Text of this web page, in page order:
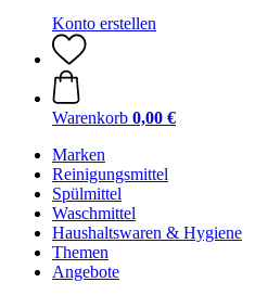
Konto erstellen
Warenkorb 0,00 €
Marken
Reinigungsmittel
Spülmittel
Waschmittel
Haushaltswaren & Hygiene
Themen
Angebote